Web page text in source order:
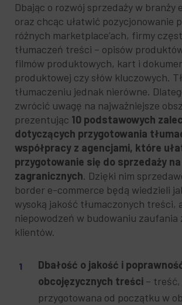
Dbając o rozwój sprzedaży w branży
oraz chcąc ułatwić pozycjonowanie
różnych marketplace’ach, firmy
tłumaczeń treści – opisów
filmów produktowych, kart i
produktowej czy słów kluczowych.
tłumaczeniu jednak nierówne.
zwrócić uwagę na najważniejsze
prezentując 10 podstawowych
dotyczących przygotowania
współpracy z agencjami, które
przygotowanie się do sprzedaży
zagranicznych. Dzięki nim
border e-commerce będą wiedzieli
wysoką jakość tłumaczonych treści,
niepowodzeń w budowaniu zaufania
klientów.
Dbałość o jakość i
obcojęzycznych treści –
przygotowana od początku w